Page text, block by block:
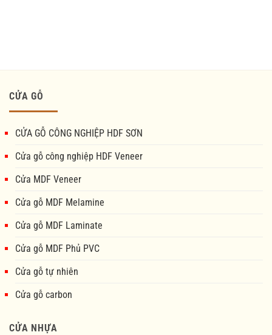
CỬA GỖ
CỬA GỖ CÔNG NGHIỆP HDF SƠN
Cửa gỗ công nghiệp HDF Veneer
Cửa MDF Veneer
Cửa gỗ MDF Melamine
Cửa gỗ MDF Laminate
Cửa gỗ MDF Phủ PVC
Cửa gỗ tự nhiên
Cửa gỗ carbon
CỬA NHỰA